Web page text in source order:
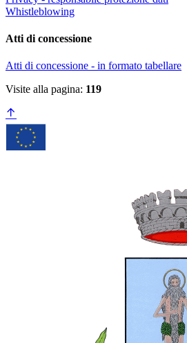
Whistleblowing
Atti di concessione
Atti di concessione - in formato tabellare
Visite alla pagina: 119